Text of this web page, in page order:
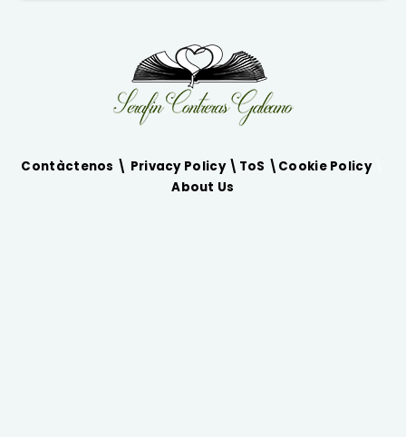
Contàctenos \ Privacy Policy \ ToS \ Cookie Policy\
About Us